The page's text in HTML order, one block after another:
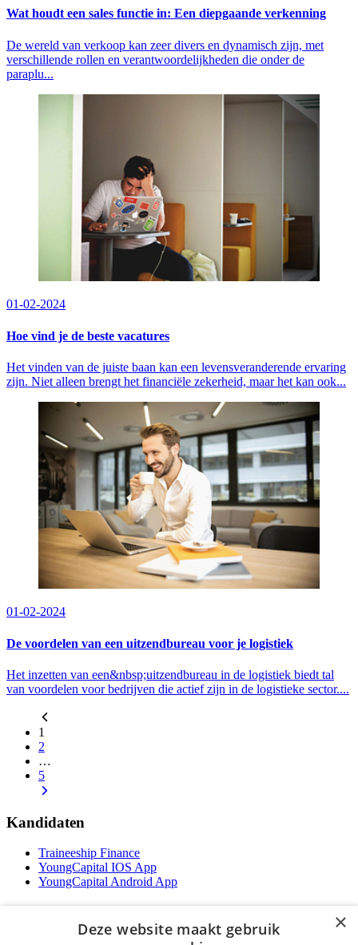
Wat houdt een sales functie in: Een diepgaande verkenning
De wereld van verkoop kan zeer divers en dynamisch zijn, met
verschillende rollen en verantwoordelijkheden die onder de
paraplu...
01-02-2024
Hoe vind je de beste vacatures
Het vinden van de juiste baan kan een levensveranderende ervaring
zijn. Niet alleen brengt het financiële zekerheid, maar het kan ook...
01-02-2024
De voordelen van een uitzendbureau voor je logistiek
Het inzetten van een&nbsp;uitzendbureau in de logistiek biedt tal
van voordelen voor bedrijven die actief zijn in de logistieke sector....
1
2
…
5
Kandidaten
Traineeship Finance
YoungCapital IOS App
YoungCapital Android App
×
Deze website maakt gebruik